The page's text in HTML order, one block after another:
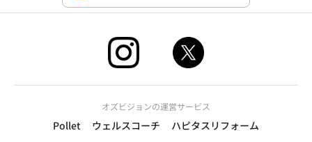
オズビジョンの運営サービス
Pollet ウェルスコーチ ハピタスリフォーム